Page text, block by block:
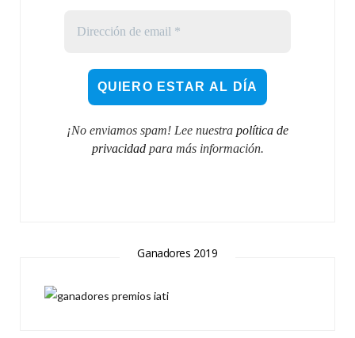
¡No enviamos spam! Lee nuestra política de
privacidadpara más información.
Ganadores 2019